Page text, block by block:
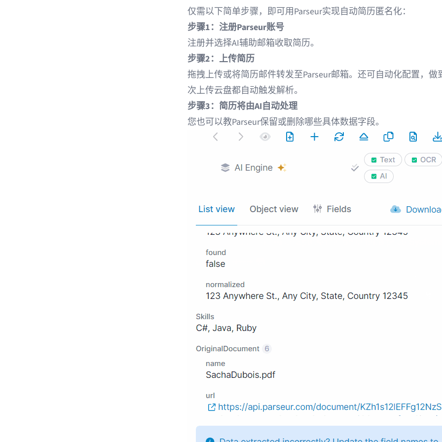
仅需以下简单步骤，即可用Parseur实现自动简历匿名化：
步骤1：注册Parseur账号
注册并选择AI辅助邮箱收取简历。
步骤2：上传简历
拖拽上传或将简历邮件转发至Parseur邮箱。还可自动化配置，做
次上传云盘都自动触发解析。
步骤3：简历将由AI自动处理
您也可以教Parseur保留或删除哪些具体数据字段。